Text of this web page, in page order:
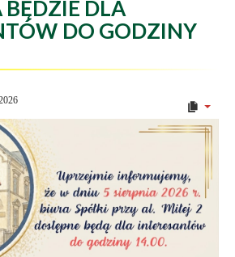
DLA
DO GODZINY